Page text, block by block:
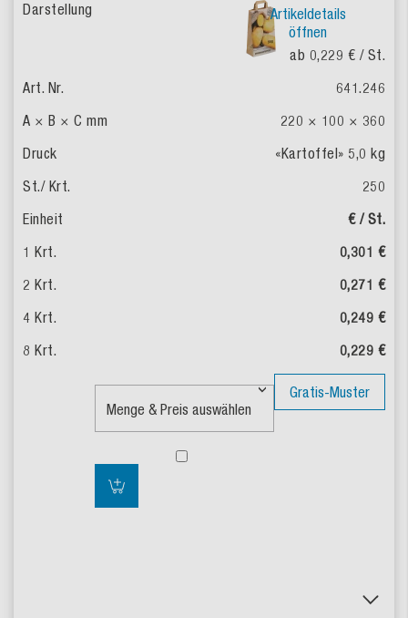
Artikeldetails
öffnen
ab 0,229 € / St.
641.246
220 × 100 × 360
«Kartoffel» 5,0 kg
250
€ / St.
0,301 €
0,271 €
0,249 €
0,229 €
Gratis-Muster